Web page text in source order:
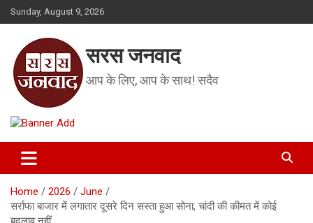
Skip
to
Sunday, August 9, 2026
सरस जनवाद
आप के लिए, आप के साथ! सदैव
Home 2026
June
सर्राफा बाजार में लगातार दूसरे दिन सस्ता हुआ सोना, चांदी की कीमत में कोई